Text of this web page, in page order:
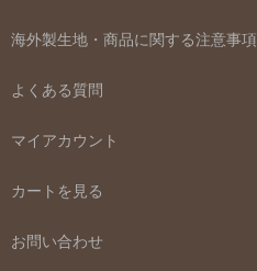
海外製生地・商品に関する注意事項
よくある質問
マイアカウント
カートを見る
お問い合わせ